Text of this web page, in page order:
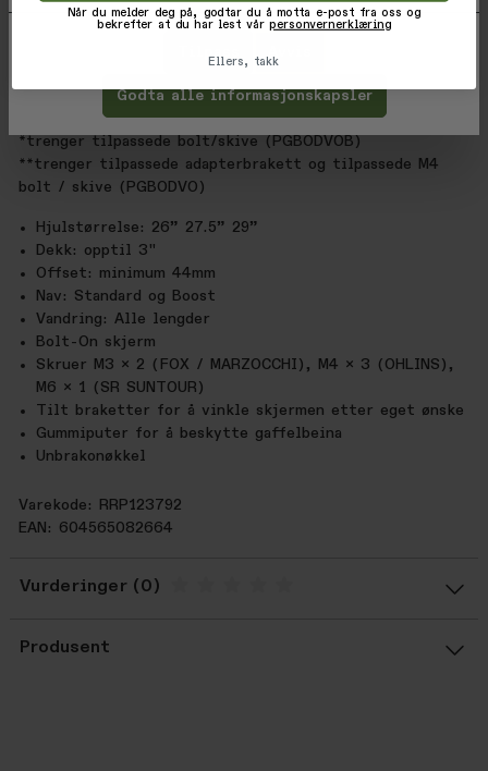
2019 SR SUNTOUR FORKS * (eller eldre)
*gafler som har et gjennomgående hull i midten av
2021 DVO D1 Diamond 27,5 ”Boost
*2021 DVO D1 ONYX 27,5 ”Boost SC **
*trenger tilpassede bolt/skive (PGBODVOB)
**trenger tilpassede adapterbrakett og tilpassede M4
bolt / skive (PGBODVO)
Hjulstørrelse: 26” 27.5” 29”
Dekk: opptil 3"
Offset: minimum 44mm
Nav: Standard og Boost
Vandring: Alle lengder
Bolt-On skjerm
Skruer M3 x 2 (FOX / MARZOCCHI), M4 x 3 (OHLINS),
M6 x 1 (SR SUNTOUR)
Tilt braketter for å vinkle skjermen etter eget ønske
Gummiputer for å beskytte gaffelbeina
Unbrakonøkkel
Varekode: RRP123792
EAN: 604565082664
Vurderinger
Produsent
Godta alle informasjonskapsler
Når du melder deg på, godtar du å motta e-post fra oss og
bekrefter at du har lest vårpersonvernerklæring
Ellers, takk